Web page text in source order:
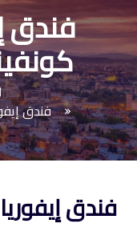
فندق
فندق
فندق